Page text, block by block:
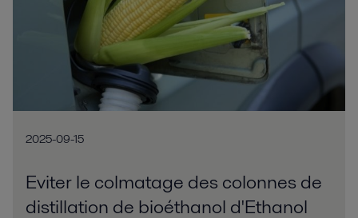
2025-09-15
Eviter le colmatage des colonnes de
distillation de bioéthanol d'Ethanol